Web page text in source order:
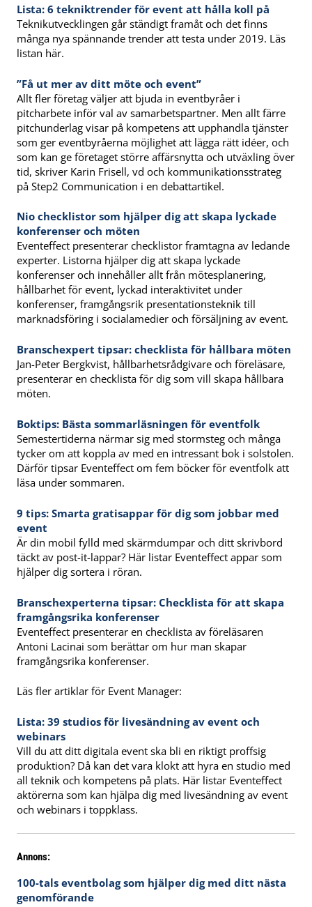
Lista: 6 tekniktrender för event att hålla koll på
Teknikutvecklingen går ständigt framåt och det finns
många nya spännande trender att testa under 2019. Läs
listan här.
”Få ut mer av ditt möte och event”
Allt fler företag väljer att bjuda in eventbyråer i
pitcharbete inför val av samarbetspartner. Men allt färre
pitchunderlag visar på kompetens att upphandla tjänster
som ger eventbyråerna möjlighet att lägga rätt idéer, och
som kan ge företaget större affärsnytta och utväxling över
tid, skriver Karin Frisell, vd och kommunikationsstrateg
på Step2 Communication i en debattartikel.
Nio checklistor som hjälper dig att skapa lyckade
konferenser och möten
Eventeffect presenterar checklistor framtagna av ledande
experter. Listorna hjälper dig att skapa lyckade
konferenser och innehåller allt från mötesplanering,
hållbarhet för event, lyckad interaktivitet under
konferenser, framgångsrik presentationsteknik till
marknadsföring i socialamedier och försäljning av event.
Branschexpert tipsar: checklista för hållbara möten
Jan-Peter Bergkvist, hållbarhetsrådgivare och föreläsare,
presenterar en checklista för dig som vill skapa hållbara
möten.
Boktips: Bästa sommarläsningen för eventfolk
Semestertiderna närmar sig med stormsteg och många
tycker om att koppla av med en intressant bok i solstolen.
Därför tipsar Eventeffect om fem böcker för eventfolk att
läsa under sommaren.
9 tips: Smarta gratisappar för dig som jobbar med
event
Är din mobil fylld med skärmdumpar och ditt skrivbord
täckt av post-it-lappar? Här listar Eventeffect appar som
hjälper dig sortera i röran.
Branschexperterna tipsar: Checklista för att skapa
framgångsrika konferenser
Eventeffect presenterar en checklista av föreläsaren
Antoni Lacinai som berättar om hur man skapar
framgångsrika konferenser.
Läs fler artiklar för Event Manager:
Lista: 39 studios för livesändning av event och
webinars
Vill du att ditt digitala event ska bli en riktigt proffsig
produktion? Då kan det vara klokt att hyra en studio med
all teknik och kompetens på plats. Här listar Eventeffect
aktörerna som kan hjälpa dig med livesändning av event
och webinars i toppklass.
Annons:
100-tals eventbolag som hjälper dig med ditt nästa
genomförande